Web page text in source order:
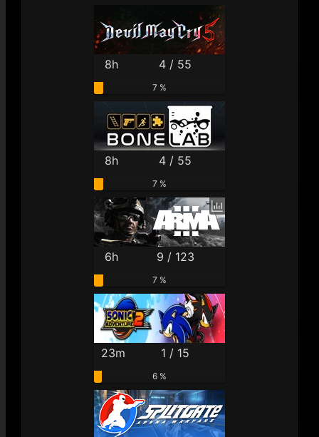
8h 4 / 55
7 %
8h 4 / 55
7 %
6h 9 / 123
7 %
23m 1 / 15
6 %